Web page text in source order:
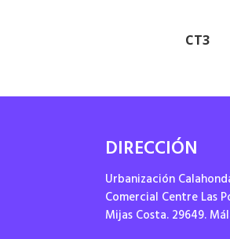
CT3
DIRECCIÓN
Urbanización
Comercial Centre Las
Mijas Costa. 29649.